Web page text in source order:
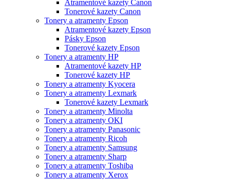
Atramentové kazety Canon
Tonerové kazety Canon
Tonery a atramenty Epson
Atramentové kazety Epson
Pásky Epson
Tonerové kazety Epson
Tonery a atramenty HP
Atramentové kazety HP
Tonerové kazety HP
Tonery a atramenty Kyocera
Tonery a atramenty Lexmark
Tonerové kazety Lexmark
Tonery a atramenty Minolta
Tonery a atramenty OKI
Tonery a atramenty Panasonic
Tonery a atramenty Ricoh
Tonery a atramenty Samsung
Tonery a atramenty Sharp
Tonery a atramenty Toshiba
Tonery a atramenty Xerox